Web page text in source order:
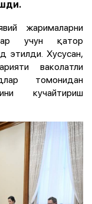
жарималарни
учун қатор
этилди. Хусусан,
ваколатли
томонидан
кучайтириш